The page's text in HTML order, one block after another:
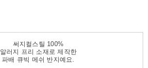
써지컬스틸 100%
알러지 프리 소재로 제작한
파배 큐빅 메쉬 반지예요.